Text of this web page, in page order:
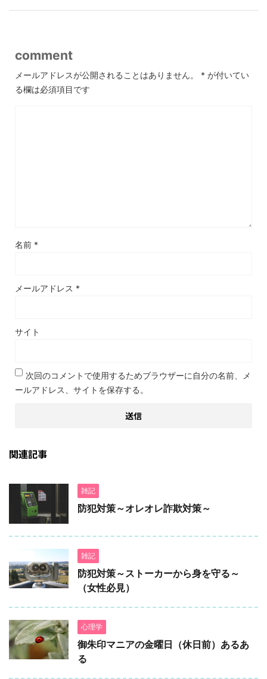
comment
メールアドレスが公開されることはありません。 * が付いてい
る欄は必須項目です
名前 *
メールアドレス *
サイト
次回のコメントで使用するためブラウザーに自分の名前、メ
ールアドレス、サイトを保存する。
関連記事
雑記
防犯対策～オレオレ詐欺対策～
雑記
防犯対策～ストーカーから身を守る～
（女性必見）
心理学
御朱印マニアの金曜日（休日前）あるあ
る